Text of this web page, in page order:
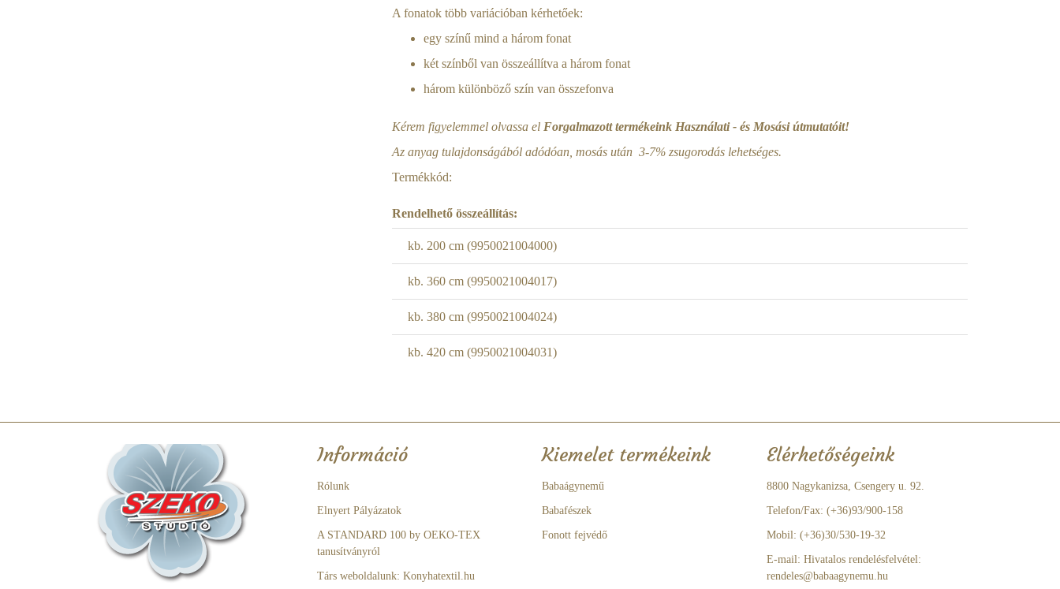
A fonatok több variációban kérhetőek:
egy színű mind a három fonat
két színből van összeállítva a három fonat
három különböző szín van összefonva
Kérem figyelemmel olvassa el Forgalmazott termékeink Használati - és Mosási útmutatóit!
Az anyag tulajdonságából adódóan, mosás után 3-7% zsugorodás lehetséges.
Termékkód:
Rendelhető összeállítás:
kb. 200 cm (9950021004000)
kb. 360 cm (9950021004017)
kb. 380 cm (9950021004024)
kb. 420 cm (9950021004031)
Információ
Rólunk
Elnyert Pályázatok
A STANDARD 100 by OEKO-TEX
tanusítványról
Társ weboldalunk: Konyhatextil.hu
Kiemelet termékeink
Babaágynemű
Babafészek
Fonott fejvédő
Elérhetőségeink
8800 Nagykanizsa, Csengery u. 92.
Telefon/Fax: (+36)93/900-158
Mobil: (+36)30/530-19-32
E-mail: Hivatalos rendelésfelvétel:
rendeles@babaagynemu.hu